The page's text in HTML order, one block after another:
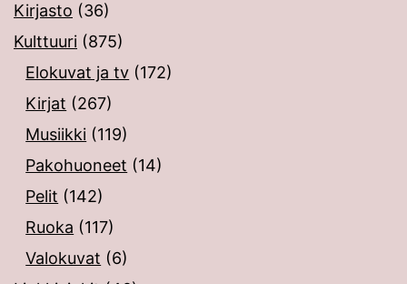
Kirjasto (36)
Kulttuuri (875)
Elokuvat ja tv (172)
Kirjat (267)
Musiikki (119)
Pakohuoneet (14)
Pelit (142)
Ruoka (117)
Valokuvat (6)